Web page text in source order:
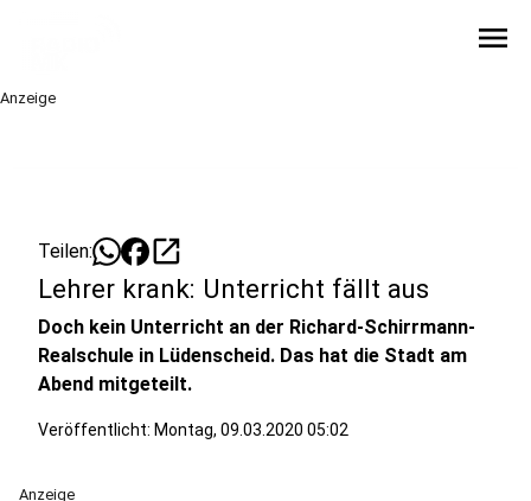
menu
Anzeige
Teilen: open_in_new
Lehrer krank: Unterricht fällt aus
Doch kein Unterricht an der Richard-Schirrmann-
Realschule in Lüdenscheid. Das hat die Stadt am
Abend mitgeteilt.
Veröffentlicht: Montag, 09.03.2020 05:02
Anzeige